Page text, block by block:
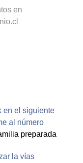
en
en el siguiente
al número
preparada
la vías